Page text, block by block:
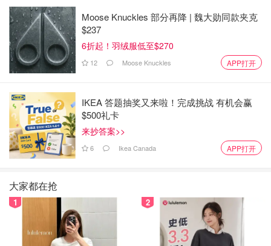
Moose Knuckles 部分再降 | 魏大勋同款夹克
$237
6折起！羽绒服低至$270
12 Moose Knuckles APP打开
IKEA 答题抽奖又来啦！完成挑战 有机会赢
$500礼卡
来抄答案>>
6 Ikea Canada APP打开
大家都在抢
1 2